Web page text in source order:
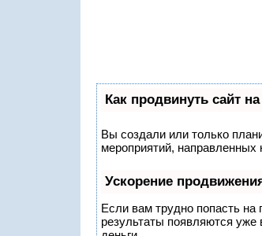
Как продвинуть сайт
Вы создали или только
мероприятий, направленных
Ускорение
Если вам трудно попасть на
результаты появляются уже